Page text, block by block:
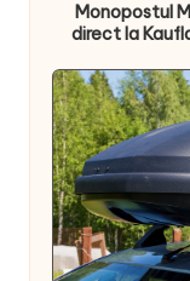
Monopostul
direct la